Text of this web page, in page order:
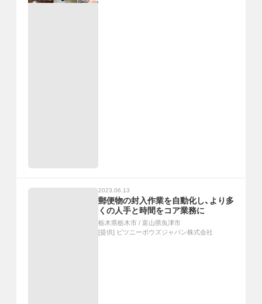
2023.06.13
郵便物の封入作業を自動化し、より多
くの人手と時間をコア業務に
栃木県栃木市 / 富山県魚津市
[提供] ピツニーボウズジャパン株式会社